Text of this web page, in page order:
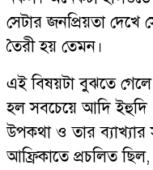
সেটার জনপ্রিয়তা দেখে
তৈরী হয় তেমন।
এই বিষয়টা বুঝতে
হল সবচেয়ে আদি ইহুদি
উপকথা ও তার
আফ্রিকাতে প্রচলিত